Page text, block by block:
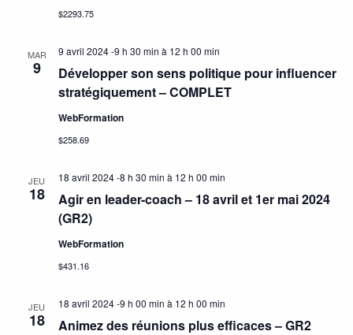
$2293.75
MAR
9
Développer son sens politique pour influencer
stratégiquement – COMPLET
9 avril 2024 -9 h 30 min à 12 h 00 min
WebFormation
$258.69
JEU
18
Agir en leader-coach – 18 avril et 1er mai 2024
(GR2)
18 avril 2024 -8 h 30 min à 12 h 00 min
WebFormation
$431.16
JEU
18 Animez des réunions plus efficaces – GR2
18 avril 2024 -9 h 00 min à 12 h 00 min